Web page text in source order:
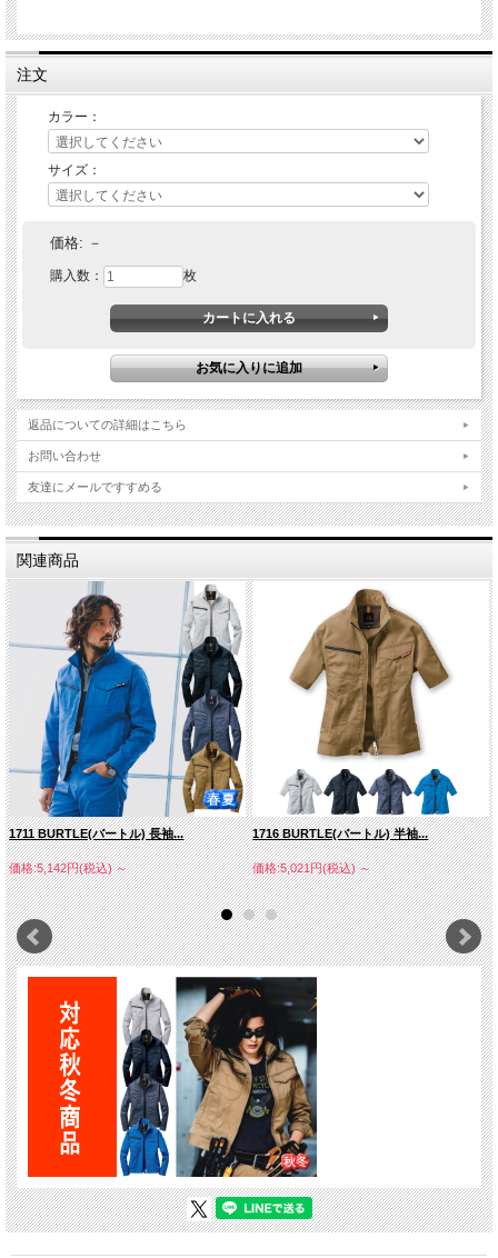
Ｔ／Ｃライトチノ（ポリエステル６５％・綿３５％）
・制電ケア設計
注文
カラー：
サイズ：
価格: －
購入数： 枚
返品についての詳細はこちら
お問い合わせ
友達にメールですすめる
関連商品
1711 BURTLE(バートル) 長袖...
価格:5,142円(税込)～
1716 BURTLE(バートル) 半袖...
価格:5,021円(税込)～